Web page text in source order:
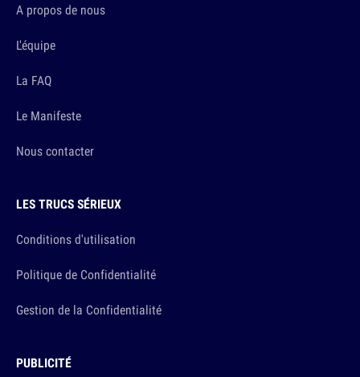
A propos de nous
L'équipe
La FAQ
Le Manifeste
Nous contacter
LES TRUCS SÉRIEUX
Conditions d'utilisation
Politique de Confidentialité
Gestion de la Confidentialité
PUBLICITÉ